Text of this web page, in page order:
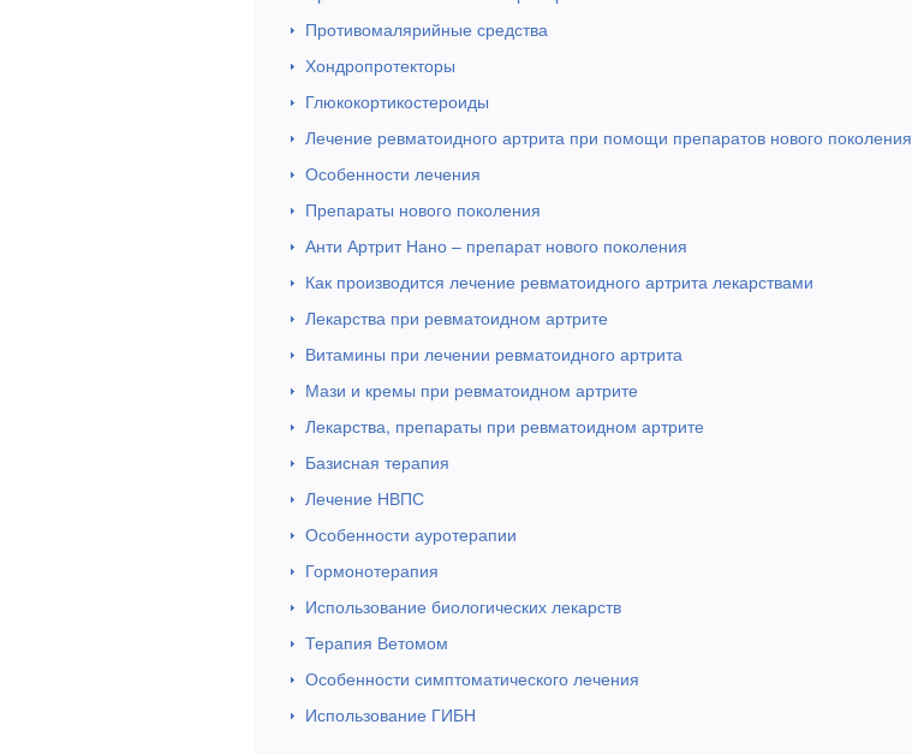
Противомалярийные средства
Хондропротекторы
Глюкокортикостероиды
Лечение ревматоидного артрита при помощи препаратов нового поколения
Особенности лечения
Препараты нового поколения
Анти Артрит Нано – препарат нового поколения
Как производится лечение ревматоидного артрита лекарствами
Лекарства при ревматоидном артрите
Витамины при лечении ревматоидного артрита
Мази и кремы при ревматоидном артрите
Лекарства, препараты при ревматоидном артрите
Базисная терапия
Лечение НВПС
Особенности ауротерапии
Гормонотерапия
Использование биологических лекарств
Терапия Ветомом
Особенности симптоматического лечения
Использование ГИБН